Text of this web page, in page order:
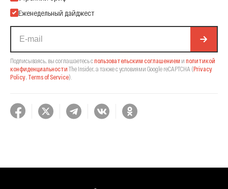
Еженедельный дайджест
Подписываясь, вы соглашаетесь спользовательским соглашением и политикой
конфиденциальности The Insider, а также с условиями Google reCAPTCHA (Privacy
Policy Terms of Service).